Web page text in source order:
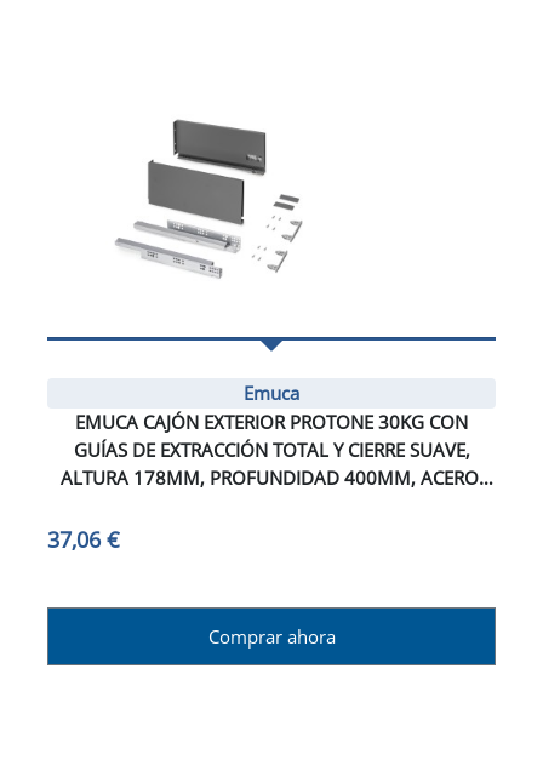
Emuca
EMUCA CAJÓN EXTERIOR PROTONE 30KG CON
GUÍAS DE EXTRACCIÓN TOTAL Y CIERRE SUAVE,
ALTURA 178MM, PROFUNDIDAD 400MM, ACERO,
37,06 €
Comprar ahora